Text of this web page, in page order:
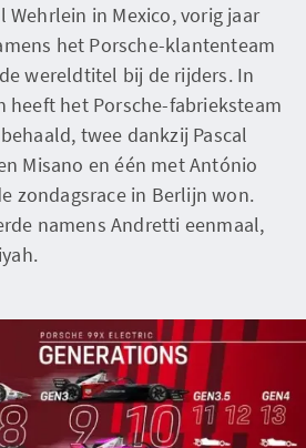
Wehrlein in Mexico, vorig jaar
het Porsche-klantenteam
wereldtitel bij de rijders. In
heeft het Porsche-fabrieksteam
twee dankzij Pascal
Misano en één met António
zondagsrace in Berlijn won.
namens Andretti eenmaal,